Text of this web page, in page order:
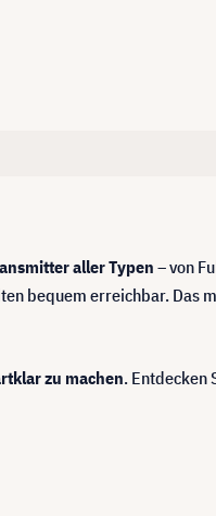
aller Typen – von
bequem erreichbar. Das
zu machen. Entdecken